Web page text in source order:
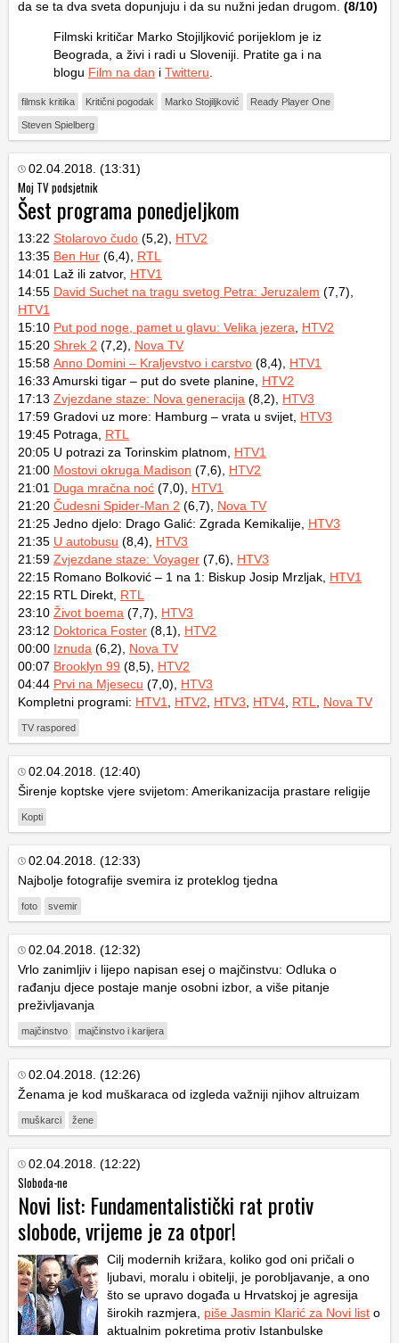
da se ta dva sveta dopunjuju i da su nužni jedan drugom. (8/10)
Filmski kritičar Marko Stojiljković porijeklom je iz
Beograda, a živi i radi u Sloveniji. Pratite ga i na
blogu Film na dan i Twitteru
filmsk kritika Kritični pogodak Marko Stojiljković Ready Player One
Steven Spielberg
02.04.2018. (13:31)
Moj TV podsjetnik
Šest programa ponedjeljkom
13:22 Stolarovo čudo (5,2), HTV2
13:35 Ben Hur (6,4), RTL
14:01 Laž ili zatvor, HTV1
14:55 David Suchet na tragu svetog Petra: Jeruzalem (7,7),
HTV1
15:10 Put pod noge, pamet u glavu: Velika jezera
HTV2
15:20 Shrek 2 (7,2), Nova TV
15:58 Anno Domini – Kraljevstvo i carstvo (8,4), HTV1
16:33 Amurski tigar – put do svete planine, HTV2
17:13 Zvjezdane staze: Nova generacija (8,2), HTV3
17:59 Gradovi uz more: Hamburg – vrata u svijet, HTV3
19:45 Potraga, RTL
20:05 U potrazi za Torinskim platnom, HTV1
21:00 Mostovi okruga Madison (7,6), HTV2
21:01 Duga mračna noć (7,0), HTV1
21:20 Čudesni Spider-Man 2 (6,7), Nova TV
21:25 Jedno djelo: Drago Galić: Zgrada Kemikalije, HTV3
21:35 U autobusu (8,4), HTV3
21:59 Zvjezdane staze: Voyager (7,6), HTV3
22:15 Romano Bolković – 1 na 1: Biskup Josip Mrzljak, HTV1
22:15 RTL Direkt, RTL
23:10 Život boema (7,7), HTV3
23:12 Doktorica Foster (8,1), HTV2
00:00 Iznuda (6,2), Nova TV
00:07 Brooklyn 99 (8,5), HTV2
04:44 Prvi na Mjesecu (7,0), HTV3
Kompletni programi: HTV1 HTV2 HTV3 HTV4 RTL Nova TV
TV raspored
02.04.2018. (12:40)
Širenje koptske vjere svijetom: Amerikanizacija prastare religije
Kopti
02.04.2018. (12:33)
Najbolje fotografije svemira iz proteklog tjedna
foto svemir
02.04.2018. (12:32)
Vrlo zanimljiv i lijepo napisan esej o majčinstvu: Odluka o
rađanju djece postaje manje osobni izbor, a više pitanje
preživljavanja
majčinstvo majčinstvo i karijera
02.04.2018. (12:26)
Ženama je kod muškaraca od izgleda važniji njihov altruizam
muškarci žene
02.04.2018. (12:22)
Sloboda-ne
Novi list: Fundamentalistički rat protiv
slobode, vrijeme je za otpor!
Cilj modernih križara, koliko god oni pričali o
ljubavi, moralu i obitelji, je porobljavanje, a ono
što se upravo događa u Hrvatskoj je agresija
širokih razmjera, piše Jasmin Klarić za Novi list o
aktualnim pokretima protiv Istanbulske